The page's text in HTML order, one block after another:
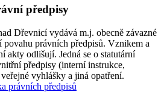
předpisy
Dřevnicí vydává m.j. obecně závazné
povahu právních předpisů. Vznikem a
akty odlišují. Jedná se o statutární
předpisy (interní instrukce,
vyhlášky a jiná opatření.
právních předpisů